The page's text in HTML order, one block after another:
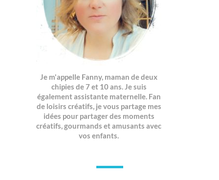
Je m'appelle Fanny, maman de deux
chipies de 7 et 10 ans. Je suis
également assistante maternelle. Fan
de loisirs créatifs, je vous partage mes
idées pour partager des moments
créatifs, gourmands et amusants avec
vos enfants.